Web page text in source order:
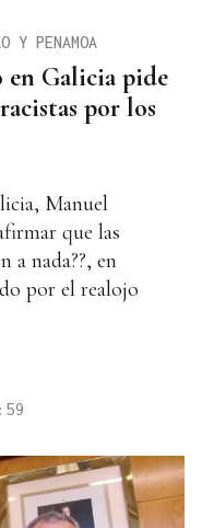
en Galicia pide
por los
Y PENAMOA
Manuel
que las
a nada??, en
por el realojo